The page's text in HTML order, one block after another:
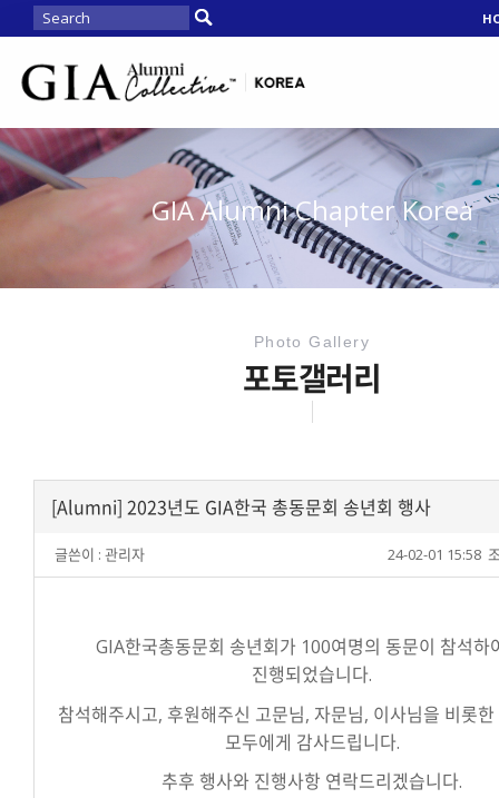
GIA Alumni Chapter Korea
Photo Gallery
포토갤러리
[Alumni] 2023년도 GIA한국 총동문회 송년회 행사
글쓴이 : 관리자 24-02-01 15:58
GIA한국총동문회 송년회가 100여명의 동문이 참석하
진행되었습니다.
참석해주시고, 후원해주신 고문님, 자문님, 이사님을 비롯
모두에게 감사드립니다.
추후 행사와 진행사항 연락드리겠습니다.